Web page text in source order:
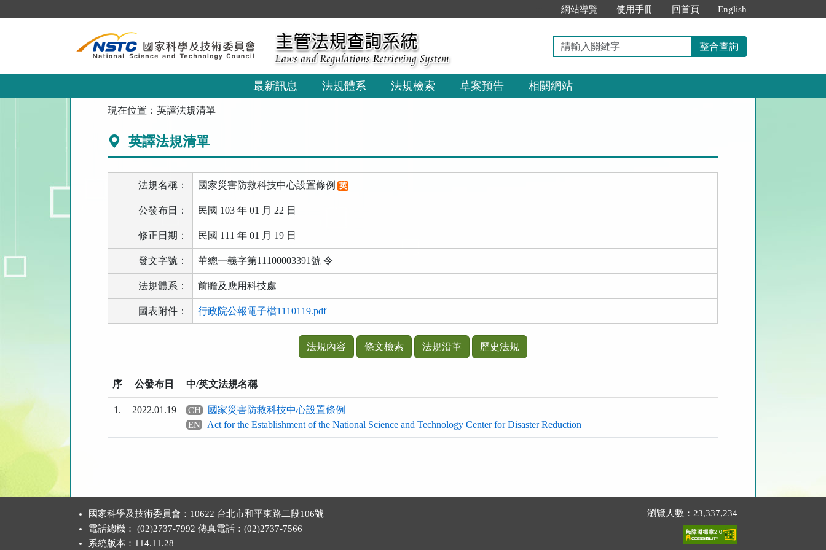
到
網站導覽 使用手冊 回首頁 English
請
輸
入
關
鍵
整合查詢
最新訊息 法規體系 法規檢索 草案預告 相關網站
現在位置：英譯法規清單
英譯法規清單
法規名稱： 國家災害防救科技中心設置條例 英
公發布日： 民國 103 年 01 月 22 日
修正日期： 民國 111 年 01 月 19 日
發文字號： 華總一義字第11100003391號 令
法規體系： 前瞻及應用科技處
圖表附件： 行政院公報電子檔1110119.pdf
能
按
鈕
法規內容 條文檢索 法規沿革 歷史法規
序 公發布日 中/英文法規名稱
1. 2022.01.19 CH 國家災害防救科技中心設置條例
EN Act for the Establishment of the National Science and Technology Center for Disaster Reduction
國家科學及技術委員會：10622 台北市和平東路二段106號
電話總機： (02)2737-7992 傳真電話：(02)2737-7566
系統版本： 114.11.28
瀏覽人數：23,337,234